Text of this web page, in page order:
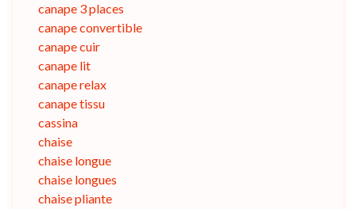
canape 3 places
canape convertible
canape cuir
canape lit
canape relax
canape tissu
cassina
chaise
chaise longue
chaise longues
chaise pliante